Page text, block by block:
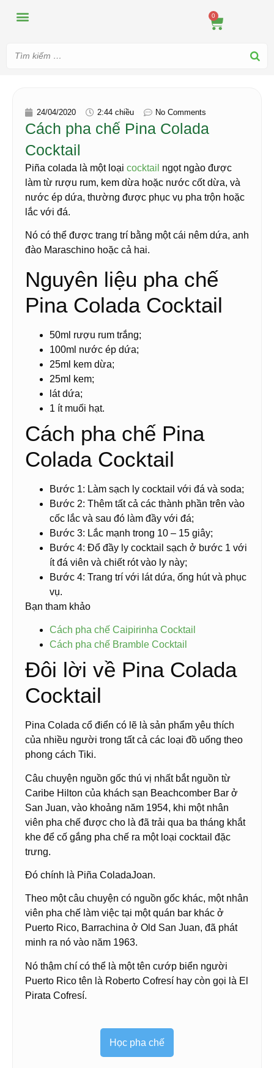
0
24/04/2020 2:44 chiều No Comments
Cách pha chế Pina Colada
Cocktail
Piña colada là một loại cocktail ngọt ngào được
làm từ rượu rum, kem dừa hoặc nước cốt dừa, và
nước ép dứa, thường được phục vụ pha trộn hoặc
lắc với đá.
Nó có thể được trang trí bằng một cái nêm dứa, anh
đào Maraschino hoặc cả hai.
Nguyên liệu pha chế
Pina Colada Cocktail
50ml rượu rum trắng;
100ml nước ép dứa;
25ml kem dừa;
25ml kem;
lát dứa;
1 ít muối hạt.
Cách pha chế Pina
Colada Cocktail
Bước 1: Làm sạch ly cocktail với đá và soda;
Bước 2: Thêm tất cả các thành phần trên vào
cốc lắc và sau đó làm đầy với đá;
Bước 3: Lắc mạnh trong 10 – 15 giây;
Bước 4: Đổ đầy ly cocktail sạch ở bước 1 với
ít đá viên và chiết rót vào ly này;
Bước 4: Trang trí với lát dứa, ống hút và phục
vụ.
Bạn tham khảo
Cách pha chế Caipirinha Cocktail
Cách pha chế Bramble Cocktail
Đôi lời về Pina Colada
Cocktail
Pina Colada cổ điển có lẽ là sản phẩm yêu thích
của nhiều người trong tất cả các loại đồ uống theo
phong cách Tiki.
Câu chuyện nguồn gốc thú vị nhất bắt nguồn từ
Caribe Hilton của khách sạn Beachcomber Bar ở
San Juan, vào khoảng năm 1954, khi một nhân
viên pha chế được cho là đã trải qua ba tháng khắt
khe để cố gắng pha chế ra một loại cocktail đặc
trưng.
Đó chính là Piña ColadaJoan.
Theo một câu chuyện có nguồn gốc khác, một nhân
viên pha chế làm việc tại một quán bar khác ở
Puerto Rico, Barrachina ở Old San Juan, đã phát
minh ra nó vào năm 1963.
Nó thậm chí có thể là một tên cướp biển người
Puerto Rico tên là Roberto Cofresí hay còn gọi là El
Pirata Cofresí.
Học pha chế